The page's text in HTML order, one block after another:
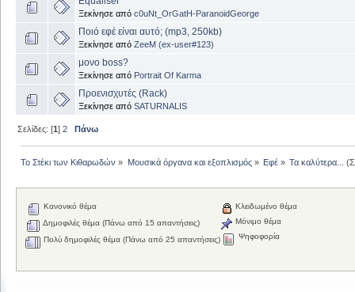
Ξεκίνησε από c0uNt_OrGatH-ParanoidGeorge
Ποιό εφέ είναι αυτό; (mp3, 250kb)
Ξεκίνησε από ZeeM (ex-user#123)
μονο boss?
Ξεκίνησε από Portrait Of Karma
Προενισχυτές (Rack)
Ξεκίνησε από SATURNALIS
Σελίδες: [1]2 Πάνω
Το Στέκι των Κιθαρωδών » Μουσικά όργανα και εξοπλισμός» Εφέ» Τα καλύτερα...
Κανονικό θέμα
Δημοφιλές θέμα (Πάνω από 15 απαντήσεις)
Πολύ δημοφιλές θέμα (Πάνω από 25 απαντήσεις)
Κλειδωμένο θέμα
Μόνιμο θέμα
Ψηφοφορία